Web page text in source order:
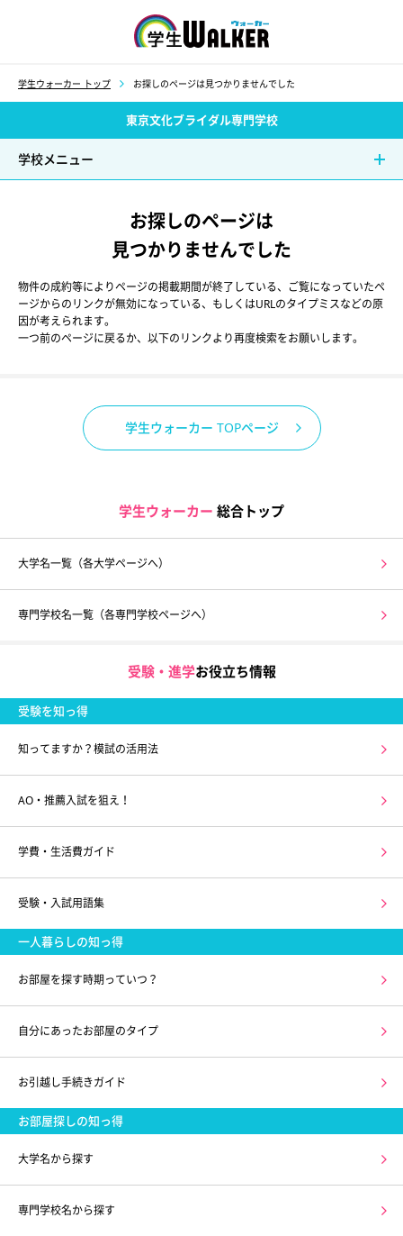
学生ウォーカー トップ お探しのページは見つかりませんでした
東京文化ブライダル専門学校
学校メニュー
お探しのページは
見つかりませんでした
物件の成約等によりページの掲載期間が終了している、ご覧になっていたペ
ージからのリンクが無効になっている、もしくはURLのタイプミスなどの原
因が考えられます。
一つ前のページに戻るか、以下のリンクより再度検索をお願いします。
学生ウォーカー TOPページ
学生ウォーカー 総合トップ
大学名一覧（各大学ページへ）
専門学校名一覧（各専門学校ページへ）
受験・進学お役立ち情報
受験を知っ得
知ってますか？模試の活用法
AO・推薦入試を狙え！
学費・生活費ガイド
受験・入試用語集
一人暮らしの知っ得
お部屋を探す時期っていつ？
自分にあったお部屋のタイプ
お引越し手続きガイド
お部屋探しの知っ得
大学名から探す
専門学校名から探す